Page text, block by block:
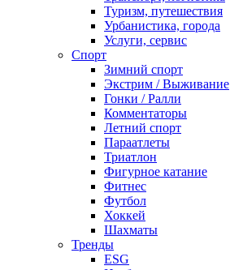
Туризм, путешествия
Урбанистика, города
Услуги, сервис
Спорт
Зимний спорт
Экстрим / Выживание
Гонки / Ралли
Комментаторы
Летний спорт
Параатлеты
Триатлон
Фигурное катание
Фитнес
Футбол
Хоккей
Шахматы
Тренды
ESG